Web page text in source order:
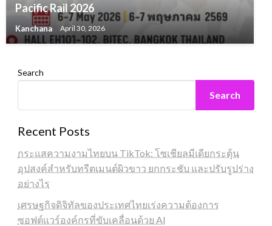
Pacific Rail 2026
Kanchana April 30, 2026
Search
Search
Recent Posts
กระแสความงามไทยบน TikTok: โซเชียลมีเดียกระตุ้น
อุปสงค์สำหรับทรีตเมนต์ผิวขาว ยกกระชับ และปรับรูปร่าง
อย่างไร
เศรษฐกิจดิจิทัลของประเทศไทยเร่งความต้องการ
ซอฟต์แวร์องค์กรที่ขับเคลื่อนด้วย AI